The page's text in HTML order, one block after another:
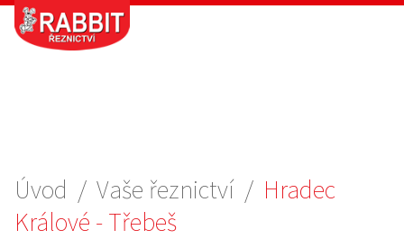
Úvod / Vaše řeznictví / Hradec
Králové - Třebeš